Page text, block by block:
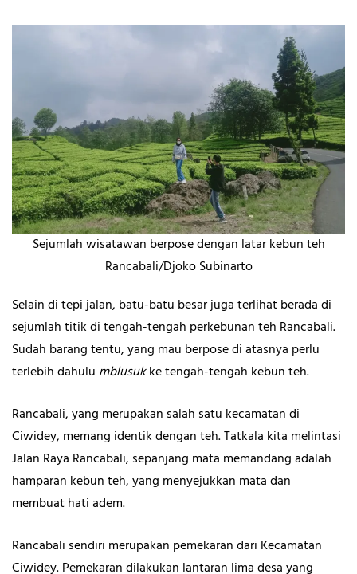
Sejumlah wisatawan berpose dengan latar kebun teh
Rancabali/Djoko Subinarto
Selain di tepi jalan, batu-batu besar juga terlihat berada di
sejumlah titik di tengah-tengah perkebunan teh Rancabali.
Sudah barang tentu, yang mau berpose di atasnya perlu
terlebih dahulu mblusukke tengah-tengah kebun teh.
Rancabali, yang merupakan salah satu kecamatan di
Ciwidey, memang identik dengan teh. Tatkala kita melintasi
Jalan Raya Rancabali, sepanjang mata memandang adalah
hamparan kebun teh, yang menyejukkan mata dan
membuat hati adem.
Rancabali sendiri merupakan pemekaran dari Kecamatan
Ciwidey. Pemekaran dilakukan lantaran lima desa yang